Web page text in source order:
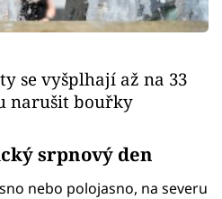
se vyšplhají až na 33
narušit bouřky
srpnový den
nebo polojasno, na severu